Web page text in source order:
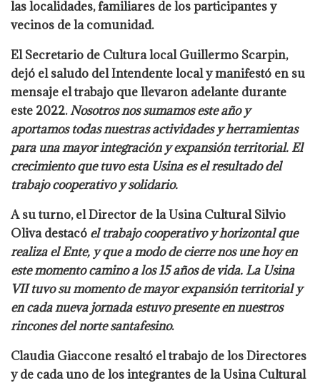
las localidades, familiares de los participantes y
vecinos de la comunidad.
El Secretario de Cultura local Guillermo Scarpin,
dejó el saludo del Intendente local y manifestó en su
mensaje el trabajo que llevaron adelante durante
este 2022.Nosotros nos sumamos este año y
aportamos todas nuestras actividades y herramientas
para una mayor integración y expansión territorial. El
crecimiento que tuvo esta Usina es el resultado del
trabajo cooperativo y solidario.
A su turno, el Director de la Usina Cultural Silvio
Oliva destacó el trabajo cooperativo y horizontal que
realiza el Ente, y que a modo de cierre nos une hoy en
este momento camino a los 15 años de vida. La Usina
VII tuvo su momento de mayor expansión territorial y
en cada nueva jornada estuvo presente en nuestros
rincones del norte santafesino.
Claudia Giaccone resaltó el trabajo de los Directores
y de cada uno de los integrantes de la Usina Cultural